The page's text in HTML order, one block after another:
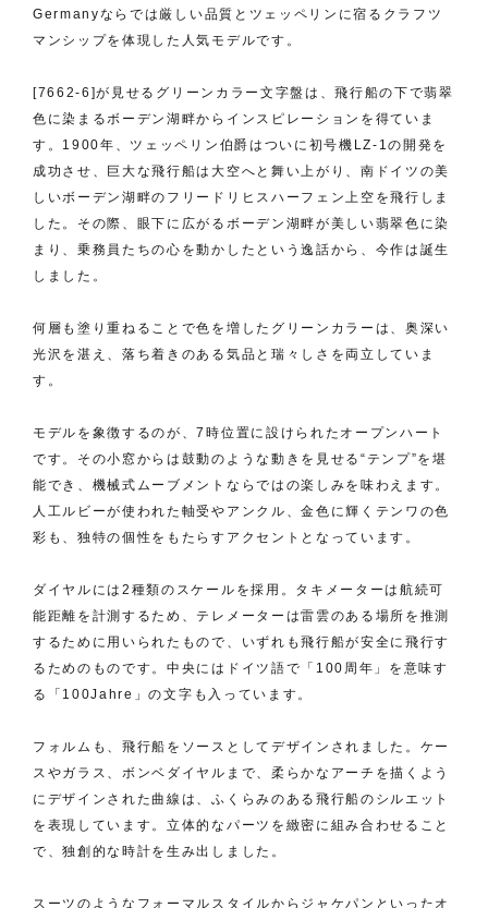
Germanyならでは厳しい品質とツェッペリンに宿るクラフツ
マンシップを体現した人気モデルです。
[7662-6]が見せるグリーンカラー文字盤は、飛行船の下で翡翠
色に染まるボーデン湖畔からインスピレーションを得ていま
す。1900年、ツェッペリン伯爵はついに初号機LZ-1の開発を
成功させ、巨大な飛行船は大空へと舞い上がり、南ドイツの美
しいボーデン湖畔のフリードリヒスハーフェン上空を飛行しま
した。その際、眼下に広がるボーデン湖畔が美しい翡翠色に染
まり、乗務員たちの心を動かしたという逸話から、今作は誕生
しました。
何層も塗り重ねることで色を増したグリーンカラーは、奥深い
光沢を湛え、落ち着きのある気品と瑞々しさを両立していま
す。
モデルを象徴するのが、7時位置に設けられたオープンハート
です。その小窓からは鼓動のような動きを見せる“テンプ”を堪
能でき、機械式ムーブメントならではの楽しみを味わえます。
人工ルビーが使われた軸受やアンクル、金色に輝くテンワの色
彩も、独特の個性をもたらすアクセントとなっています。
ダイヤルには2種類のスケールを採用。タキメーターは航続可
能距離を計測するため、テレメーターは雷雲のある場所を推測
するために用いられたもので、いずれも飛行船が安全に飛行す
るためのものです。中央にはドイツ語で「100周年」を意味す
る「100Jahre」の文字も入っています。
フォルムも、飛行船をソースとしてデザインされました。ケー
スやガラス、ボンベダイヤルまで、柔らかなアーチを描くよう
にデザインされた曲線は、ふくらみのある飛行船のシルエット
を表現しています。立体的なパーツを緻密に組み合わせること
で、独創的な時計を生み出しました。
スーツのようなフォーマルスタイルからジャケパンといったオ